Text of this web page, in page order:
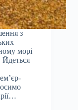
з
морі
Йдеться